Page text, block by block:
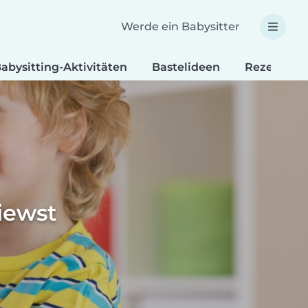
Werde ein Babysitter
Aktivitäten Bastelideen Rezepte